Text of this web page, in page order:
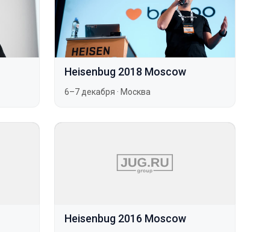
Heisenbug 2018 Moscow
6–7 декабря · Москва
Heisenbug 2016 Moscow